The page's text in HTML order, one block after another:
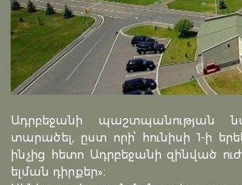
Ադրբեջանի պաշտպանության
տարածել, ըստ որի՝ հունիսի 1-ի
ինչից հետո Ադրբեջանի զինված
ելման դիրքեր»։